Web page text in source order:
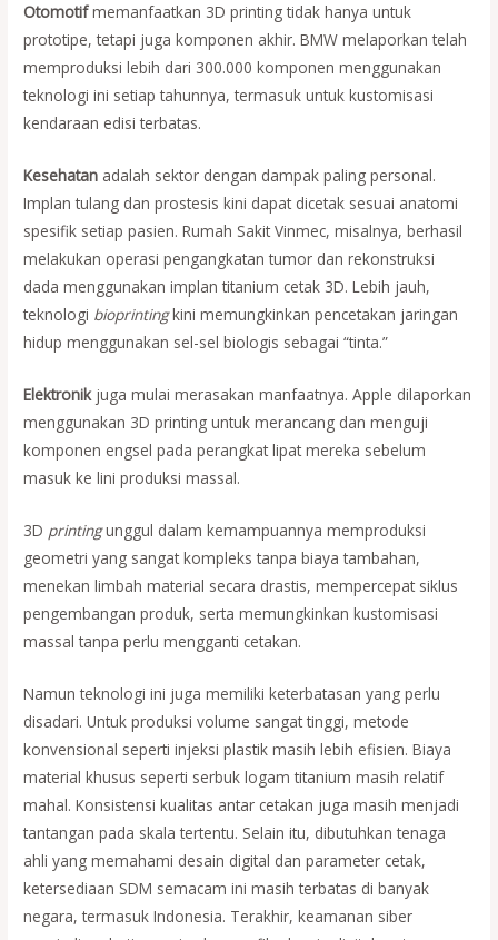
Otomotifmemanfaatkan 3D printing tidak hanya untuk
prototipe, tetapi juga komponen akhir. BMW melaporkan telah
memproduksi lebih dari 300.000 komponen menggunakan
teknologi ini setiap tahunnya, termasuk untuk kustomisasi
kendaraan edisi terbatas.
Kesehatan adalah sektor dengan dampak paling personal.
Implan tulang dan prostesis kini dapat dicetak sesuai anatomi
spesifik setiap pasien. Rumah Sakit Vinmec, misalnya, berhasil
melakukan operasi pengangkatan tumor dan rekonstruksi
dada menggunakan implan titanium cetak 3D. Lebih jauh,
teknologi bioprintingkini memungkinkan pencetakan jaringan
hidup menggunakan sel-sel biologis sebagai “tinta.”
Elektronikjuga mulai merasakan manfaatnya. Apple dilaporkan
menggunakan 3D printing untuk merancang dan menguji
komponen engsel pada perangkat lipat mereka sebelum
masuk ke lini produksi massal.
3D printingunggul dalam kemampuannya memproduksi
geometri yang sangat kompleks tanpa biaya tambahan,
menekan limbah material secara drastis, mempercepat siklus
pengembangan produk, serta memungkinkan kustomisasi
massal tanpa perlu mengganti cetakan.
Namun teknologi ini juga memiliki keterbatasan yang perlu
disadari. Untuk produksi volume sangat tinggi, metode
konvensional seperti injeksi plastik masih lebih efisien. Biaya
material khusus seperti serbuk logam titanium masih relatif
mahal. Konsistensi kualitas antar cetakan juga masih menjadi
tantangan pada skala tertentu. Selain itu, dibutuhkan tenaga
ahli yang memahami desain digital dan parameter cetak,
ketersediaan SDM semacam ini masih terbatas di banyak
negara, termasuk Indonesia. Terakhir, keamanan siber